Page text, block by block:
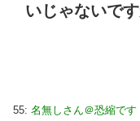
いじゃないで
55: 名無しさん＠恐縮です